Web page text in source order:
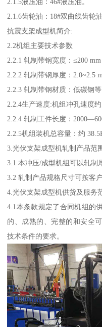
2.1.6齿轮油：18#双曲线齿轮油
抗震支架成型机简介:
2.2机组主要技术参数
2.2.1 轧制带钢宽度：≤200 mm
2.2.2 轧制带钢厚度：2.0~2.5
2.2.3 轧制带钢材质：低碳钢等
2.2.4生产速度:机组冲孔速度
2.2.4 轧制工件长度：
2.2.5机组装机总容量：约
3.光伏支架成型机轧制产品范
3.1 本冲压/成型机组可以轧制
3.2 轧制产品规格尺寸可按客
4.光伏支架成型机供货及服务
4.1本条款规定了合同机组的
的、成熟的、完整的和安全
技术条件的要求。